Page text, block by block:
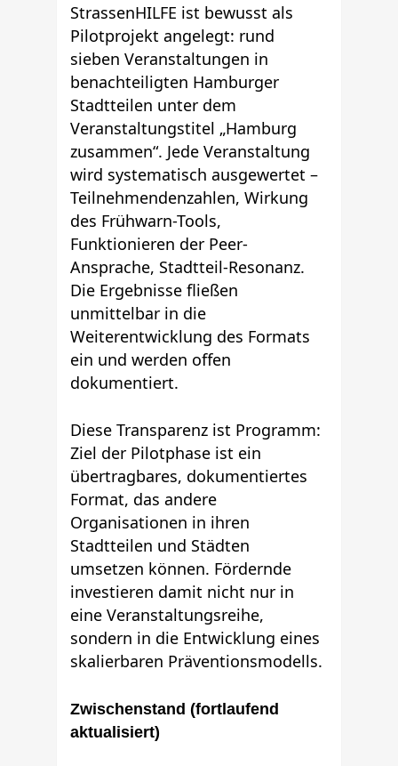
StrassenHILFE ist bewusst als
Pilotprojekt angelegt: rund
sieben Veranstaltungen in
benachteiligten Hamburger
Stadtteilen unter dem
Veranstaltungstitel „Hamburg
zusammen“. Jede Veranstaltung
wird systematisch ausgewertet –
Teilnehmendenzahlen, Wirkung
des Frühwarn-Tools,
Funktionieren der Peer-
Ansprache, Stadtteil-Resonanz.
Die Ergebnisse fließen
unmittelbar in die
Weiterentwicklung des Formats
ein und werden offen
dokumentiert.
Diese Transparenz ist Programm:
Ziel der Pilotphase ist ein
übertragbares, dokumentiertes
Format, das andere
Organisationen in ihren
Stadtteilen und Städten
umsetzen können. Fördernde
investieren damit nicht nur in
eine Veranstaltungsreihe,
sondern in die Entwicklung eines
skalierbaren Präventionsmodells.
Zwischenstand (fortlaufend
aktualisiert)